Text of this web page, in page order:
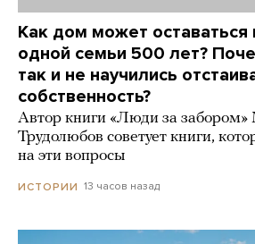
Как дом может оставаться
одной семьи 500 лет?
так и не научились
собственность?
Автор книги «Люди за
Трудолюбов советует книги,
на эти вопросы
ИСТОРИИ 13 часов назад